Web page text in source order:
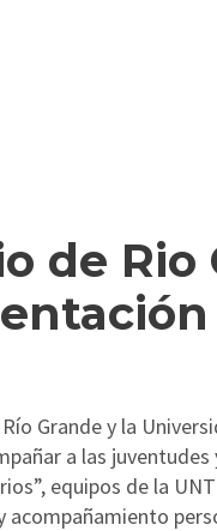
de Rio
Grande y la
a las
equipos de la